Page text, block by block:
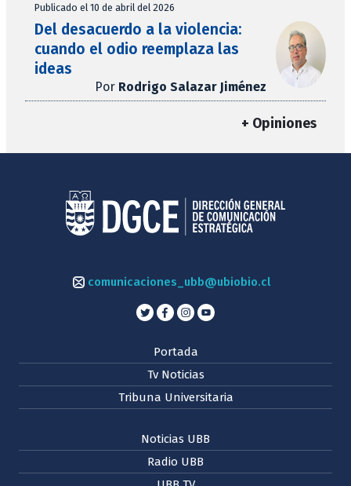
Publicado el 10 de abril del 2026
Del desacuerdo a la violencia:
cuando el odio reemplaza las
ideas
Por Rodrigo Salazar Jiménez
+ Opiniones
comunicaciones_ubb@ubiobio.cl
Portada
Tv Noticias
Tribuna Universitaria
Noticias UBB
Radio UBB